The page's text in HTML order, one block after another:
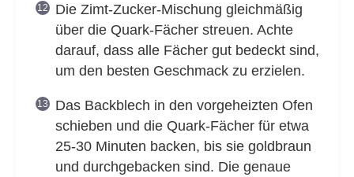
Die Zimt-Zucker-Mischung gleichmäßig
über die Quark-Fächer streuen. Achte
darauf, dass alle Fächer gut bedeckt sind,
um den besten Geschmack zu erzielen.
Das Backblech in den vorgeheizten Ofen
schieben und die Quark-Fächer für etwa
25-30 Minuten backen, bis sie goldbraun
und durchgebacken sind. Die genaue